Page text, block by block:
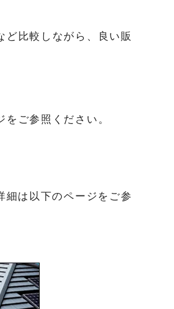
ど比較しながら、良い販
ご参照ください。
細は以下のページをご参